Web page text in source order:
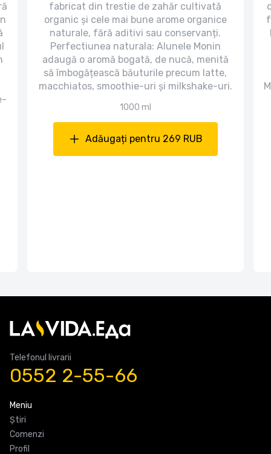
fabricat din trestie de zahăr cultivată
organic și cele mai bune arome organice
naturale, fără aditivi sau conservanți.
Perfectiunea naturala: Alunele Monin
adaugă o aromă bogată, de nucă, menită
să îmbogățească băuturile precum latte,
macchiatos, smoothie-uri și milkshake-uri.
1000 ml
Adăugați pentru 269 RUB
Telefonul livrarii
0552 2-55-66
Meniu
Știri
Comenzi
Profil